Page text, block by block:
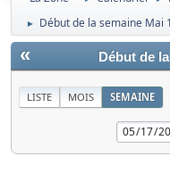
► Début de la semaine Mai
« Début de
LISTE MOIS SEMAINE